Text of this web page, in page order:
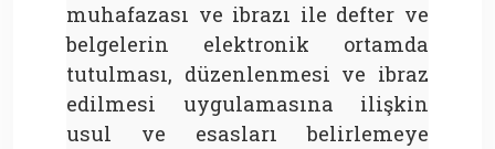
muhafazası ve ibrazı ile defter ve
belgelerin elektronik ortamda
tutulması, düzenlenmesi ve ibraz
edilmesi uygulamasına ilişkin
usul ve esasları belirlemeye